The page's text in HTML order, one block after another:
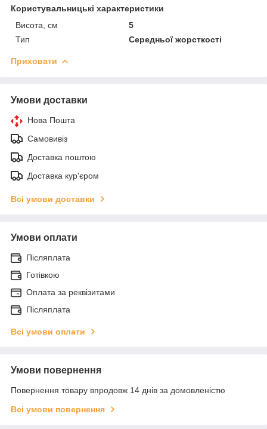
Користувальницькі характеристики
Висота, см
5
Тип
Середньої жорсткості
Приховати
Умови доставки
Нова Пошта
Самовивіз
Доставка поштою
Доставка кур'єром
Всі умови доставки
Умови оплати
Післяплата
Готівкою
Оплата за реквізитами
Післяплата
Всі умови оплати
Умови повернення
Повернення товару впродовж 14 днів за домовленістю
Всі умови повернення